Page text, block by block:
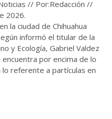
// Por:Redacción //
2026.
la ciudad de Chihuahua
informó el titular de la
y Ecología, Gabriel Valdez
por encima de lo
referente a partículas en